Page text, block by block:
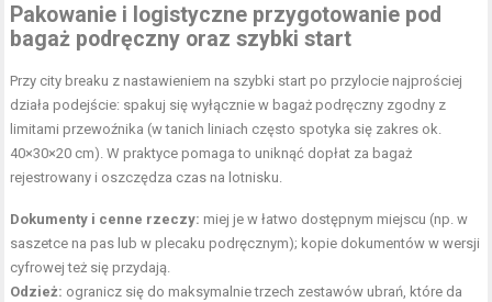
Pakowanie i logistyczne przygotowanie pod
bagaż podręczny oraz szybki start
Przy city breaku z nastawieniem na szybki start po przylocie najprościej
działa podejście: spakuj się wyłącznie w bagaż podręczny zgodny z
limitami przewoźnika (w tanich liniach często spotyka się zakres ok.
40×30×20 cm). W praktyce pomaga to uniknąć dopłat za bagaż
rejestrowany i oszczędza czas na lotnisku.
Dokumenty i cenne rzeczy: miej je w łatwo dostępnym miejscu (np. w
saszetce na pas lub w plecaku podręcznym); kopie dokumentów w wersji
cyfrowej też się przydają.
Odzież: ogranicz się do maksymalnie trzech zestawów ubrań, które da